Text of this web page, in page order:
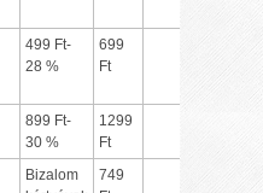
499 Ft-
28 %
699
Ft
899 Ft-
30 %
1299
Ft
Bizalom
749